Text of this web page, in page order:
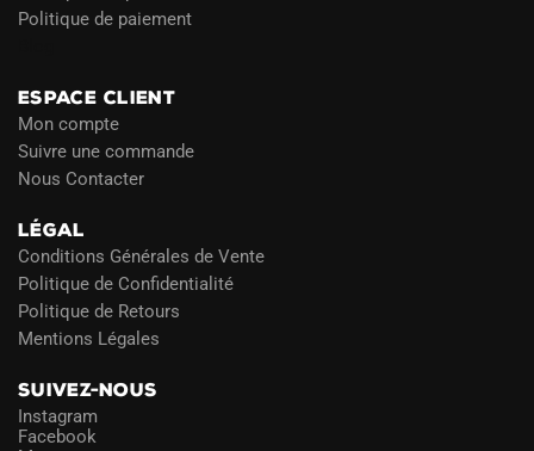
Politique de paiement
ESPACE CLIENT
Mon compte
Suivre une commande
Nous Contacter
LÉGAL
Conditions Générales de Vente
Politique de Confidentialité
Politique de Retours
Mentions Légales
SUIVEZ-NOUS
Instagram
Facebook